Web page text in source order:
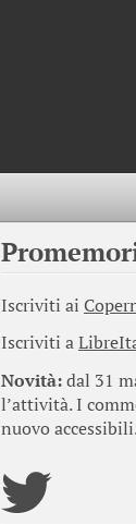
Iscriviti ai
Iscriviti a
Novità:dal 31
l’attività. I
nuovo